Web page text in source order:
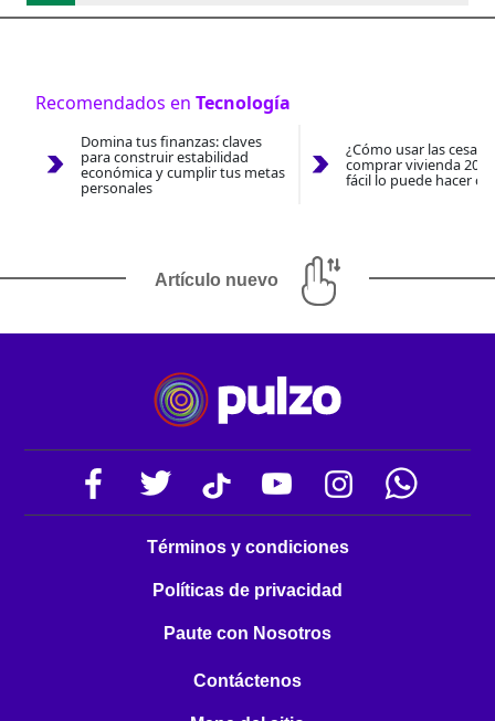
Recomendados en Tecnología
Domina tus finanzas: claves
para construir estabilidad
económica y cumplir tus metas
personales
¿Cómo usar las
comprar vivienda
fácil lo puede hacer
Artículo nuevo
Términos y condiciones
Políticas de privacidad
Paute con Nosotros
Contáctenos